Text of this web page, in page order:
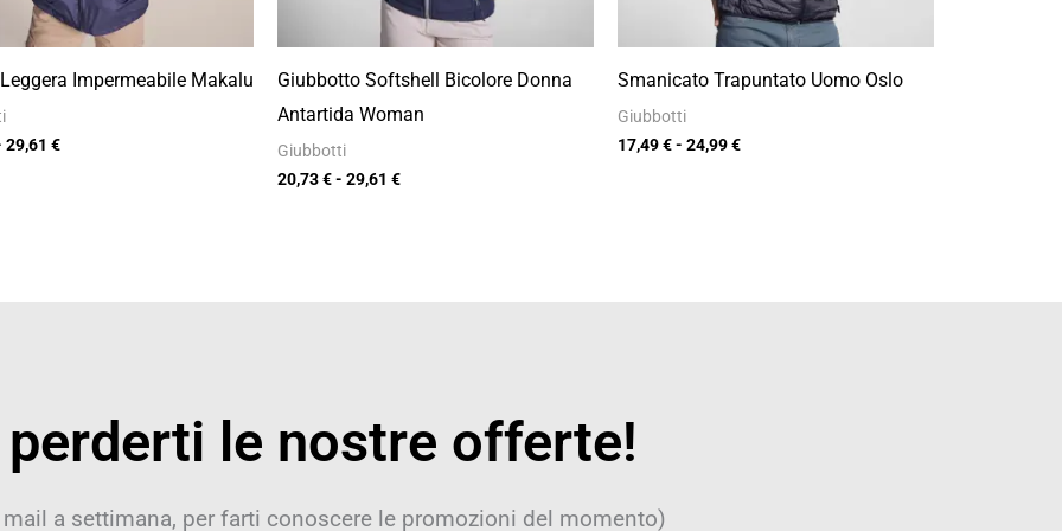
Impermeabile Makalu
29,61 €
Giubbotto Softshell Bicolore Donna
Antartida Woman
Giubbotti
20,73€- 29,61 €
Smanicato Trapuntato Uomo Oslo
Giubbotti
17,49€- 24,99€
perderti le nostre offerte!
a settimana, per farti conoscere le promozioni del momento)